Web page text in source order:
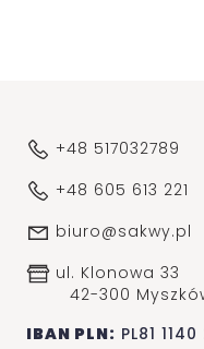
+48 517032789
+48 605 613 221
biuro@sakwy.pl
ul. Klonowa 33
42-300
IBAN PLN: PL81